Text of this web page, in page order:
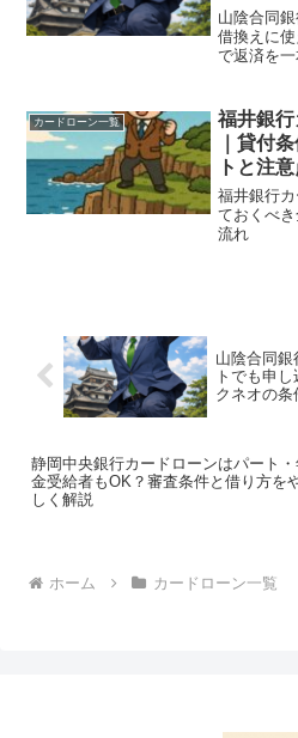
査の見
山陰合同
借換えに
で返済を
カードローン一覧
福井銀
｜貸付
トと注
福井銀行
ておくべ
流れ
山陰合同
トでも申
クネオの
静岡中央銀行カードローンはパート
金受給者もOK？審査条件と借り方を
しく解説
ホーム カードローン一覧